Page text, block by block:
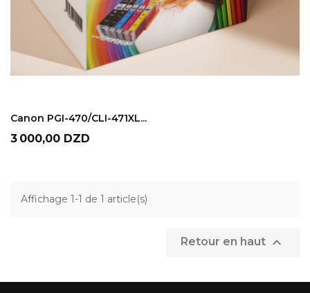
Canon PGI-470/CLI-471XL...
Prix
3 000,00 DZD
Affichage 1-1 de 1 article(s)
Retour en haut 